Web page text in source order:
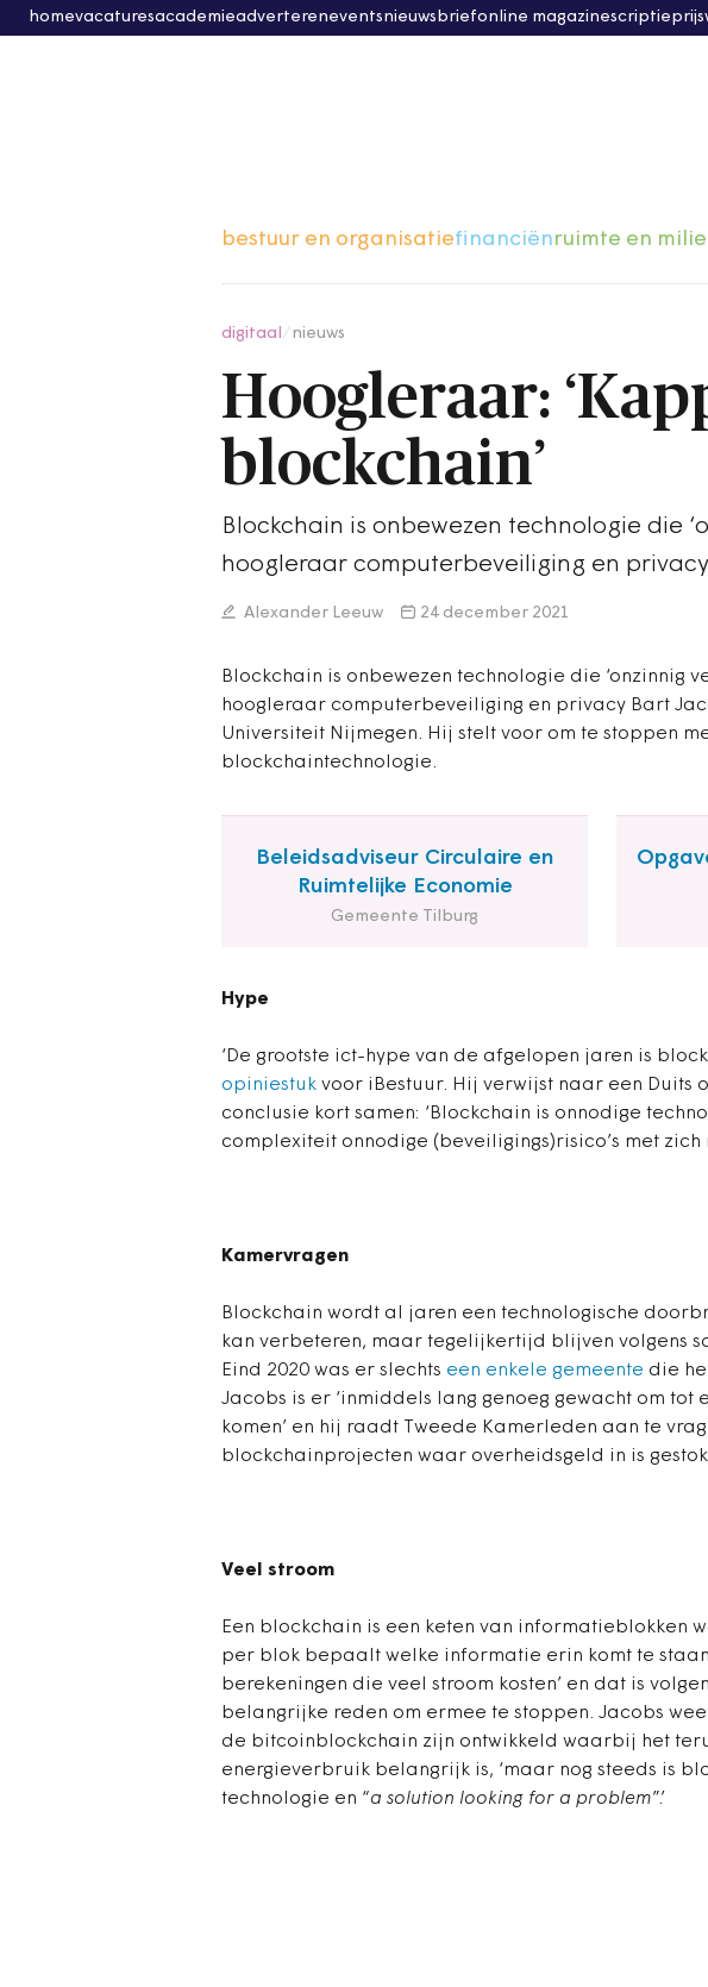
homevacaturesacademieadvertereneventsnieuwsbriefonline magazinescriptieprijs
bestuur en organisatiefinanciënruimte en
digitaal nieuws
Hoogleraar:
blockchain’
Blockchain is onbewezen technologie die
hoogleraar computerbeveiliging en
Alexander Leeuw 24 december 2021
Blockchain is onbewezen technologie die ‘onzinnig
hoogleraar computerbeveiliging en privacy Bart
Universiteit Nijmegen. Hij stelt voor om te stoppen
blockchaintechnologie.
Beleidsadviseur Circulaire en
Ruimtelijke Economie
Gemeente Tilburg
Hype
‘De grootste ict-hype van de afgelopen jaren is
opiniestuk voor iBestuur. Hij verwijst naar een Duits
conclusie kort samen: ‘Blockchain is onnodige
complexiteit onnodige (beveiligings)risico’s met zich
Kamervragen
Blockchain wordt al jaren een technologische
kan verbeteren, maar tegelijkertijd blijven volgens
Eind 2020 was er slechts een enkele gemeente die
Jacobs is er ‘inmiddels lang genoeg gewacht om tot
komen’ en hij raadt Tweede Kamerleden aan te
blockchainprojecten waar overheidsgeld in is
Veel stroom
Een blockchain is een keten van informatieblokken
per blok bepaalt welke informatie erin komt te
berekeningen die veel stroom kosten’ en dat is
belangrijke reden om ermee te stoppen. Jacobs
de bitcoinblockchain zijn ontwikkeld waarbij het
energieverbruik belangrijk is, ‘maar nog steeds is
technologie en “a solution looking for a problem”.’